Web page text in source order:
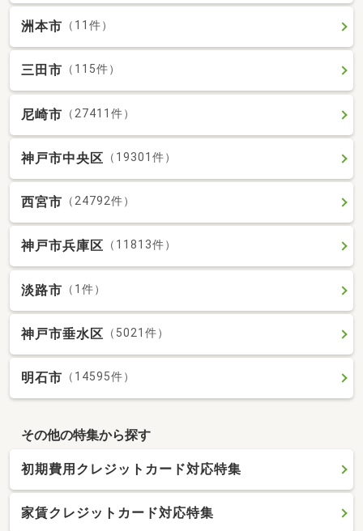
洲本市 （11件）
三田市 （115件）
尼崎市 （27411件）
神戸市中央区 （19301件）
西宮市 （24792件）
神戸市兵庫区 （11813件）
淡路市 （1件）
神戸市垂水区 （5021件）
明石市 （14595件）
その他の特集から探す
初期費用クレジットカード対応特集
家賃クレジットカード対応特集